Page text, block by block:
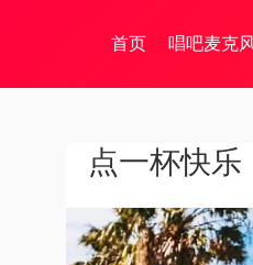
首页 唱吧麦克
点一杯快乐